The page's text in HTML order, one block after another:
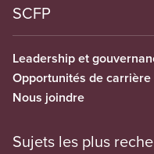
SCFP
Leadership et
Opportunités de carrière
Nous joindre
Sujets les plus